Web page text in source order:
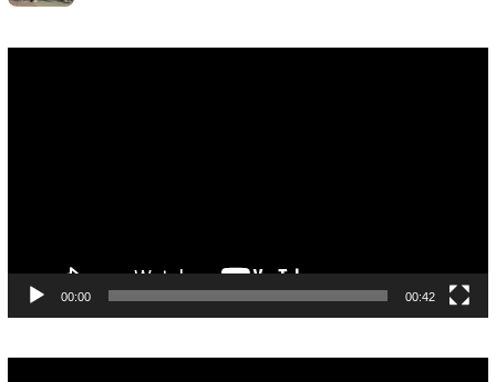
00:00 00:42